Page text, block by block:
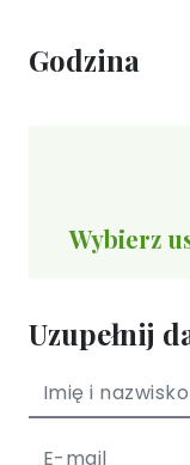
Godzina
Wybierz
Uzupełnij